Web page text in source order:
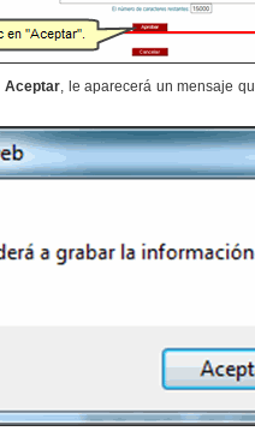
Aceptar, le aparecerá un mensaje